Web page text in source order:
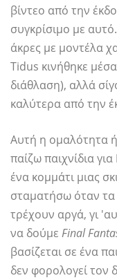
βίντεο από την
συγκρίσιμο με
άκρες με μοντέλα
Tidus κινήθηκε
διάθλαση), αλλά
καλύτερα από την
Αυτή η ομαλότητα
παίζω παιχνίδια
ένα κομμάτι μιας
σταματήσω όταν τα
τρέχουν αργά, γι
να δούμε Final
βασίζεται σε ένα
δεν φορολογεί τον